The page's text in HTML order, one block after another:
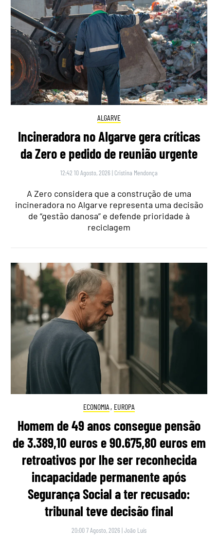
ALGARVE
Incineradora no Algarve gera críticas
da Zero e pedido de reunião urgente
12:42 10 Agosto, 2026 | Cristina Mendonça
A Zero considera que a construção de uma
incineradora no Algarve representa uma decisão
de “gestão danosa” e defende prioridade à
reciclagem
ECONOMIA , EUROPA
Homem de 49 anos consegue pensão
de 3.389,10 euros e 90.675,80 euros em
retroativos por lhe ser reconhecida
incapacidade permanente após
Segurança Social a ter recusado:
tribunal teve decisão final
20:00 7 Agosto, 2026 |João Luís